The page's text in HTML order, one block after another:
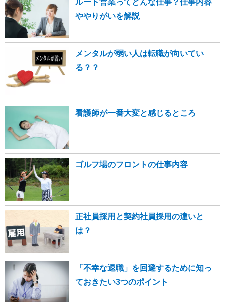
ややりがいを解説
メンタルが弱い人は転職が向いてい
る？？
看護師が一番大変と感じるところ
ゴルフ場のフロントの仕事内容
正社員採用と契約社員採用の違いと
は？
「不幸な退職」を回避するために知っ
ておきたい3つのポイント